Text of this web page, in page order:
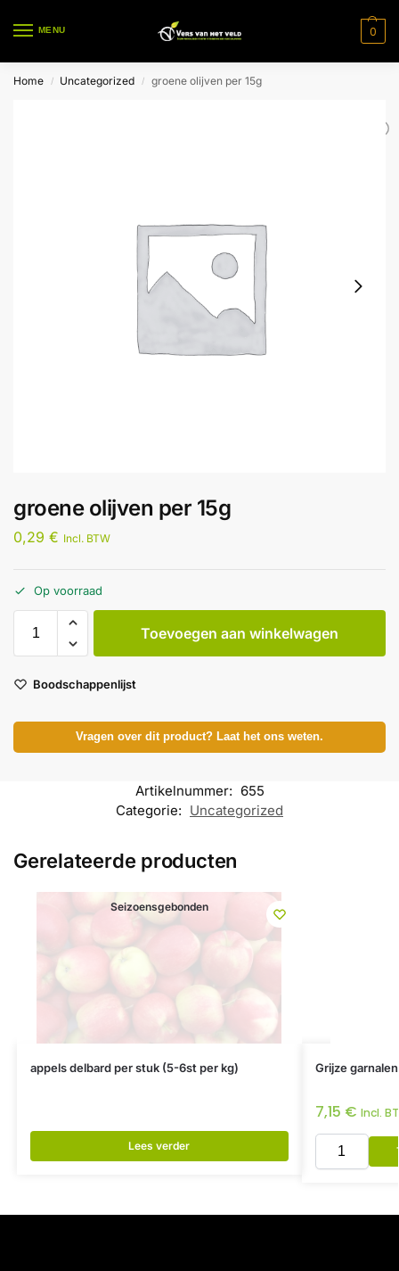
MENU 0
Home / Uncategorized / groene olijven per 15g
groene olijven per 15g
0,29 € Incl. BTW
Op voorraad
Toevoegen aan winkelwagen
Boodschappenlijst
Vragen over dit product? Laat het ons weten.
Artikelnummer: 655
Categorie: Uncategorized
Gerelateerde producten
Seizoensgebonden
appels delbard per stuk (5-6st per kg)
Lees verder
Grijze
7,15 € Incl.